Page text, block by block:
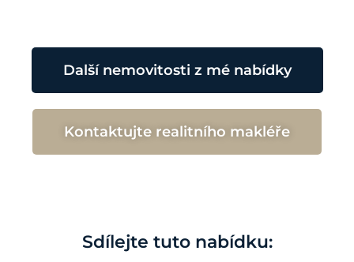
Další nemovitosti z mé nabídky
Kontaktujte realitního makléře
Sdílejte tuto nabídku: